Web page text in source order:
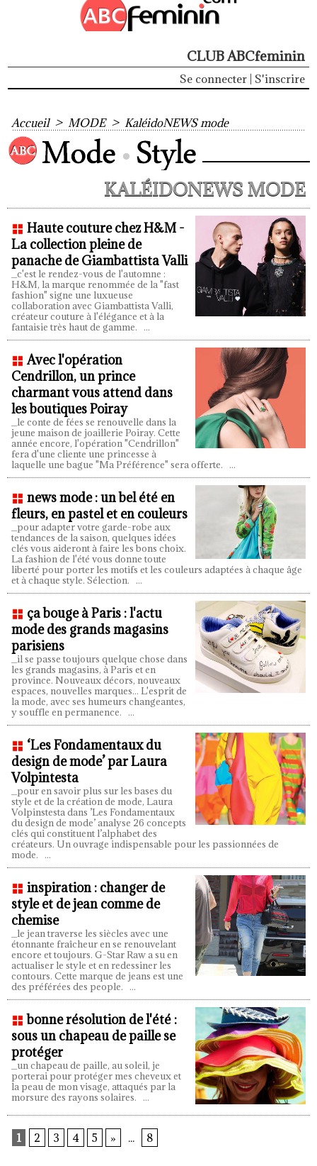
CLUB ABCfeminin
Se connecter S'inscrire
Accueil > MODE > KaléidoNEWS mode
KALÉIDONEWS MODE
Haute couture chez H&M -
La collection pleine de
panache de Giambattista Valli
_c'est le rendez-vous de l'automne :
H&M, la marque renommée de la "fast
fashion" signe une luxueuse
collaboration avec Giambattista Valli,
créateur couture à l'élégance et à la
fantaisie très haut de gamme. ...
Avec l'opération
Cendrillon, un prince
charmant vous attend dans
les boutiques Poiray
_le conte de fées se renouvelle dans la
jeune maison de joaillerie Poiray. Cette
année encore, l'opération "Cendrillon"
fera d'une cliente une princesse à
laquelle une bague "Ma Préférence" sera offerte. ...
news mode : un bel été en
fleurs, en pastel et en couleurs
_pour adapter votre garde-robe aux
tendances de la saison, quelques idées
clés vous aideront à faire les bons choix.
La fashion de l'été vous donne toute
liberté pour porter les motifs et les couleurs adaptées à chaque âge
et à chaque style. Sélection. ...
ça bouge à Paris : l'actu
mode des grands magasins
parisiens
_il se passe toujours quelque chose dans
les grands magasins, à Paris et en
province. Nouveaux décors, nouveaux
espaces, nouvelles marques... L'esprit de
la mode, avec ses humeurs changeantes,
y souffle en permanence. ...
‘Les Fondamentaux du
design de mode’ par Laura
Volpintesta
_pour en savoir plus sur les bases du
style et de la création de mode, Laura
Volpinstesta dans ’Les Fondamentaux
du design de mode’ analyse 26 concepts
clés qui constituent l’alphabet des
créateurs. Un ouvrage indispensable pour les passionnées de
mode. ...
inspiration : changer de
style et de jean comme de
chemise
_le jean traverse les siècles avec une
étonnante fraîcheur en se renouvelant
encore et toujours. G-Star Raw a su en
actualiser le style et en redessiner les
contours. Cette marque de jeans est une
des préférées des people. ...
bonne résolution de l'été :
sous un chapeau de paille se
protéger
_un chapeau de paille, au soleil, je
porterai pour protéger mes cheveux et
la peau de mon visage, attaqués par la
morsure des rayons solaires. ...
1 2 3 4 5 » ... 8